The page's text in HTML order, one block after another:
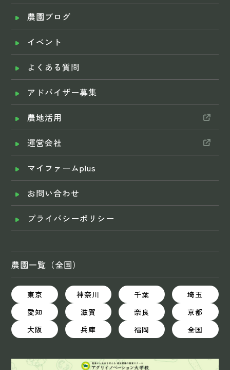
農園ブログ
イベント
よくある質問
アドバイザー募集
農地活用
運営会社
マイファームplus
お問い合わせ
プライバシーポリシー
農園一覧（全国）
東京 神奈川 千葉
埼玉
愛知
滋賀 奈良
京都
大阪
兵庫 福岡 全国